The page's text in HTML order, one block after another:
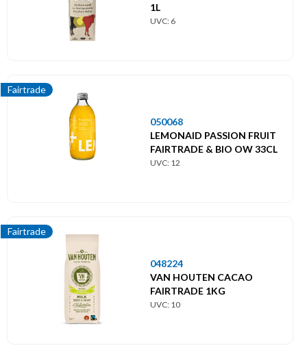
1L
UVC: 6
Fairtrade
050068
LEMONAID PASSION FRUIT
FAIRTRADE & BIO OW 33CL
UVC: 12
Fairtrade
048224
VAN HOUTEN CACAO
FAIRTRADE 1KG
UVC: 10